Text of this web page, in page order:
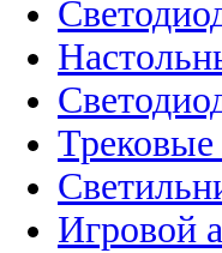
Трековые
Игровой